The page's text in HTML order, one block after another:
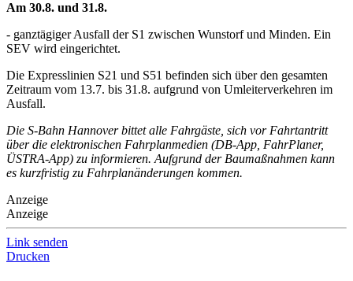
Am 30.8. und 31.8.
- ganztägiger Ausfall der S1 zwischen Wunstorf und Minden. Ein
SEV wird eingerichtet.
Die Expresslinien S21 und S51 befinden sich über den gesamten
Zeitraum vom 13.7. bis 31.8. aufgrund von Umleiterverkehren im
Ausfall.
Die S-Bahn Hannover bittet alle Fahrgäste, sich vor Fahrtantritt
über die elektronischen Fahrplanmedien (DB-App, FahrPlaner,
ÜSTRA-App) zu informieren. Aufgrund der Baumaßnahmen kann
es kurzfristig zu Fahrplanänderungen kommen.
Anzeige
Anzeige
Link senden
Drucken